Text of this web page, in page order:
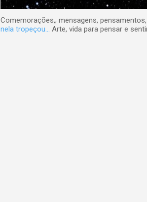
Comemorações,; mensagens,
nela tropeçou... Arte, vida para pensar e